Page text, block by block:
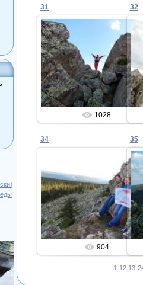
]
31
20.06.2016
Admin
1028
32
34
20.06.2016
Admin
904
35
1-12 13-